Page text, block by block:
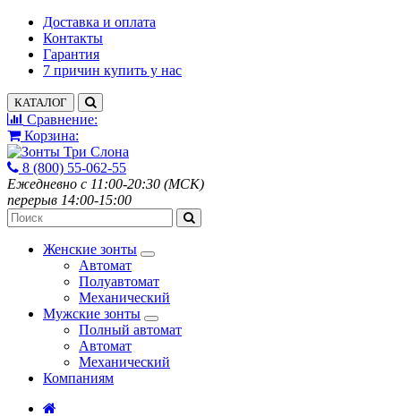
Доставка и оплата
Контакты
Гарантия
7 причин купить у нас
КАТАЛОГ
Сравнение:
Корзина:
8 (800) 55-062-55
Ежедневно с 11:00-20:30 (МСК)
перерыв 14:00-15:00
Женские зонты
Автомат
Полуавтомат
Механический
Мужские зонты
Полный автомат
Автомат
Механический
Компаниям